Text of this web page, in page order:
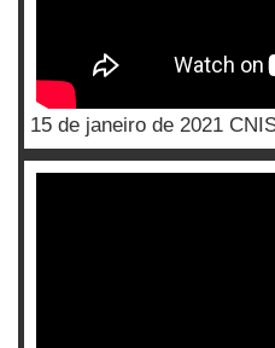
15 de janeiro de 2021